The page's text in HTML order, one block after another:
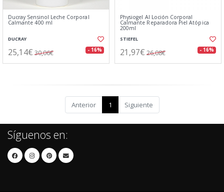
Ducray Sensinol Leche Corporal
Calmante 400 ml
DUCRAY
25,14€ 30,06€ - 16%
Physiogel AI Loción Corporal
Calmante Reparadora Piel Atópica
200ml
STIEFEL
21,97€ 26,08€ - 16%
Anterior 1 Siguiente
Síguenos en: